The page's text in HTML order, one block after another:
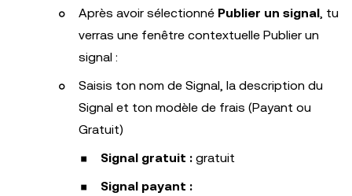
Après avoir sélectionné Publier un signal , tu
verras une fenêtre contextuelle Publier un
signal :
Saisis ton nom de Signal, la description du
Signal et ton modèle de frais (Payant ou
Gratuit)
Signal gratuit : gratuit
Signal payant :